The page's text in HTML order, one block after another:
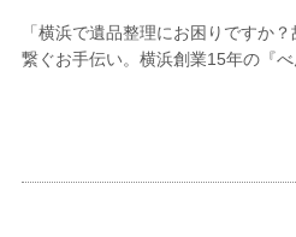
「横浜で遺品整理にお困りですか
繋ぐお手伝い。横浜創業15年の『